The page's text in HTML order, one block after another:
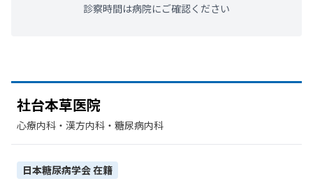
診察時間は病院にご確認ください
社台本草医院
心療内科・​漢方内科・​糖尿病内科
日本糖尿病学会在籍